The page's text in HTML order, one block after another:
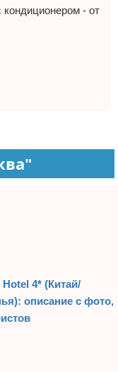
кондиционером - от
4* (Китай/
описание с фото,